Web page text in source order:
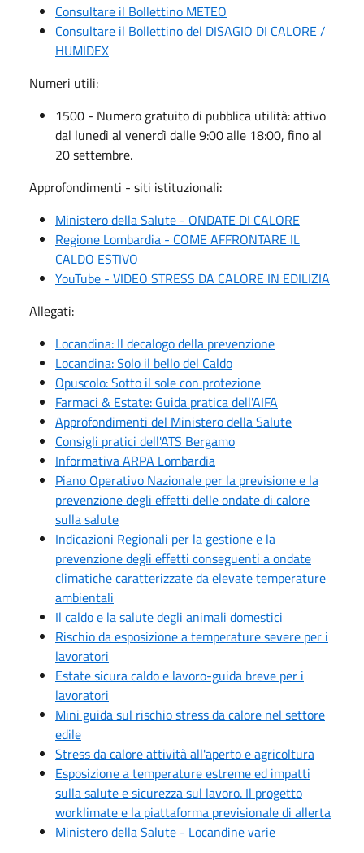
Consultare il Bollettino METEO
Consultare il Bollettino del DISAGIO DI CALORE /
HUMIDEX
Numeri utili:
1500 - Numero gratuito di pubblica utilità: attivo
dal lunedì al venerdì dalle 9:00 alle 18:00, fino al
20 settembre.
Approfondimenti - siti istituzionali:
Ministero della Salute - ONDATE DI CALORE
Regione Lombardia - COME AFFRONTARE IL
CALDO ESTIVO
YouTube - VIDEO STRESS DA CALORE IN EDILIZIA
Allegati:
Locandina: Il decalogo della prevenzione
Locandina: Solo il bello del Caldo
Opuscolo: Sotto il sole con protezione
Farmaci & Estate: Guida pratica dell'AIFA
Approfondimenti del Ministero della Salute
Consigli pratici dell'ATS Bergamo
Informativa ARPA Lombardia
Piano Operativo Nazionale per la previsione e la
prevenzione degli effetti delle ondate di calore
sulla salute
Indicazioni Regionali per la gestione e la
prevenzione degli effetti conseguenti a ondate
climatiche caratterizzate da elevate temperature
ambientali
Il caldo e la salute degli animali domestici
Rischio da esposizione a temperature severe per i
lavoratori
Estate sicura caldo e lavoro-guida breve per i
lavoratori
Mini guida sul rischio stress da calore nel settore
edile
Stress da calore attività all'aperto e agricoltura
Esposizione a temperature estreme ed impatti
sulla salute e sicurezza sul lavoro. Il progetto
worklimate e la piattaforma previsionale di allerta
Ministero della Salute - Locandine varie